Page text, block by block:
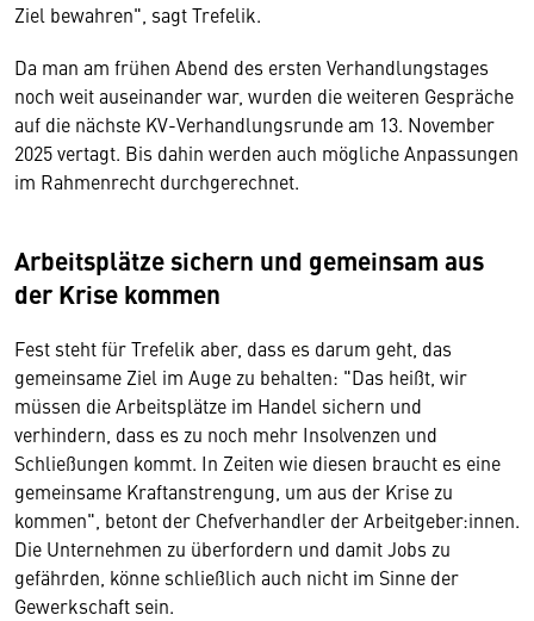
Ziel bewahren", sagt Trefelik.
Da man am frühen Abend des ersten Verhandlungstages
noch weit auseinander war, wurden die weiteren Gespräche
auf die nächste KV-Verhandlungsrunde am 13. November
2025 vertagt. Bis dahin werden auch mögliche Anpassungen
im Rahmenrecht durchgerechnet.
Arbeitsplätze sichern und gemeinsam aus
der Krise kommen
Fest steht für Trefelik aber, dass es darum geht, das
gemeinsame Ziel im Auge zu behalten: "Das heißt, wir
müssen die Arbeitsplätze im Handel sichern und
verhindern, dass es zu noch mehr Insolvenzen und
Schließungen kommt. In Zeiten wie diesen braucht es eine
gemeinsame Kraftanstrengung, um aus der Krise zu
kommen", betont der Chefverhandler der Arbeitgeber:innen.
Die Unternehmen zu überfordern und damit Jobs zu
gefährden, könne schließlich auch nicht im Sinne der
Gewerkschaft sein.